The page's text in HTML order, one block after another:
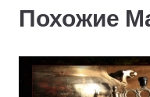
Похожие